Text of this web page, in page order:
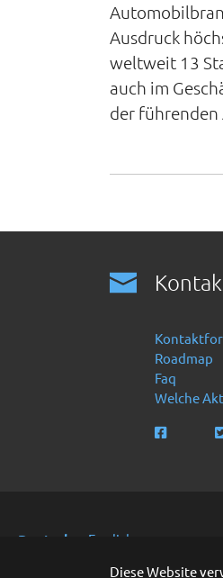
Diese Website
Ausdruck
weltweit 13
auch im
der
Roadmap
Faq
Welche
Deutsch
English